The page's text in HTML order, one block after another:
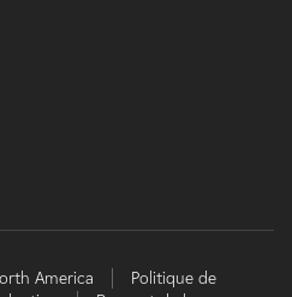
America
Politique de